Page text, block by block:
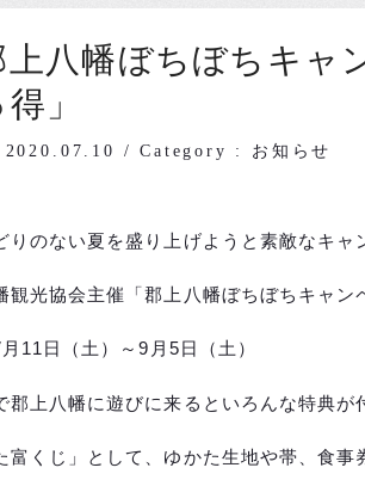
上八幡ぼちぼちキ
」
/Category : お知らせ
りのない夏を盛り上げようと素敵なキャ
観光協会主催「郡上八幡ぼちぼちキャン
11日（土）～9月5日（土）
郡上八幡に遊びに来るといろんな特典が
富くじ」として、ゆかた生地や帯、食